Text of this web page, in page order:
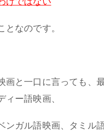
となのです。
画と一口に言っても、
ィー語映画、
ンガル語映画、タミル